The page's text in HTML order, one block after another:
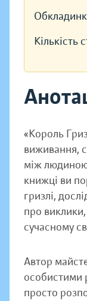
Кількість
«Король
виживання,
між
книжці ви
гризлі,
про
сучасному
Автор
особистими
просто